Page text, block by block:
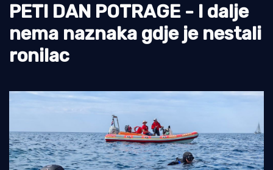
Tradicija i kultura
PETI DAN POTRAGE - I dalje
nema naznaka gdje je nestali
ronilac